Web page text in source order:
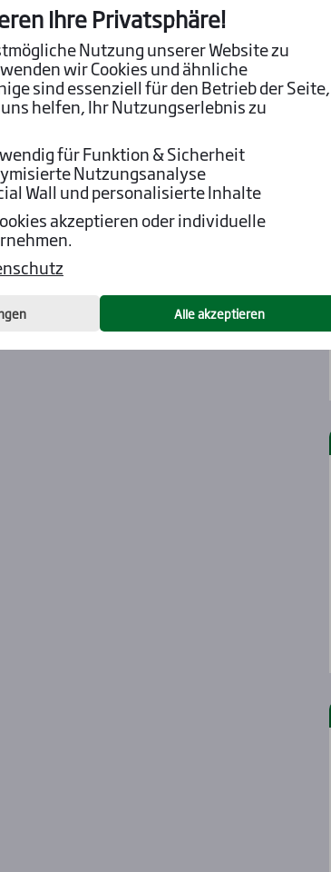
Ihre Privatsphäre!
Nutzung unserer Website zu
wir Cookies und ähnliche
sind essenziell für den Betrieb der Seite,
helfen, Ihr Nutzungserlebnis zu
für Funktion & Sicherheit
Nutzungsanalyse
Wall und personalisierte Inhalte
akzeptieren oder individuelle
Alle akzeptieren